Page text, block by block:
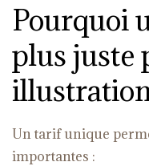
Pourquoi
plus juste
Un tarif unique
importantes :